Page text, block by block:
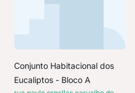
Conjunto Habitacional dos
Eucaliptos - Bloco A